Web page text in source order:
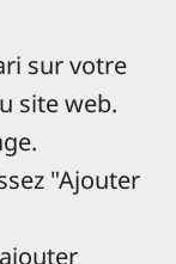
sur votre
site web.
"Ajouter